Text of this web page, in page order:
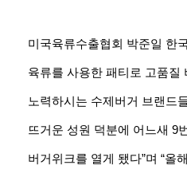
미국육류수출협회 박준일 한
육류를 사용한 패티로 고품질
노력하시는 수제버거 브랜드
뜨거운 성원 덕분에 어느새 9
버거위크를 열게 됐다”며 “올